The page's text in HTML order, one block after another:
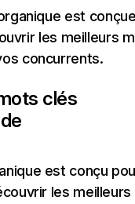
est
les meilleurs
concurrents.
clés
est conçu
les